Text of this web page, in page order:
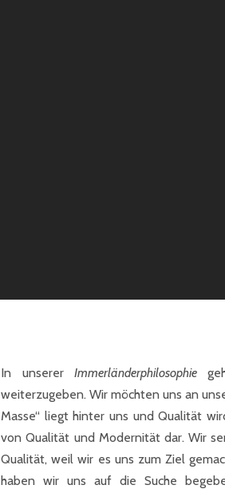
In unserer Immerländerphilosophie
weiterzugeben. Wir möchten uns an
Masse“ liegt hinter uns und Qualität
von Qualität und Modernität dar. Wir
Qualität, weil wir es uns zum Ziel
haben wir uns auf die Suche